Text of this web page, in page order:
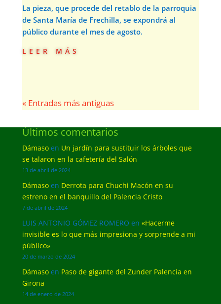
La pieza, que procede del retablo de la parroquia
de Santa María de Frechilla, se expondrá al
público durante el mes de agosto.
leer más
« Entradas más antiguas
Últimos comentarios
Dámasoen Un jardín para sustituir los árboles que
se talaron en la cafetería del Salón
13 de abril de 2024
Dámasoen Derrota para Chuchi Macón en su
estreno en el banquillo del Palencia Cristo
7 de abril de 2024
LUIS ANTONIO GÓMEZ ROMERO en «Hacerme
invisible es lo que más impresiona y sorprende a mi
público»
20 de marzo de 2024
Dámasoen Paso de gigante del Zunder Palencia en
Girona
14 de enero de 2024